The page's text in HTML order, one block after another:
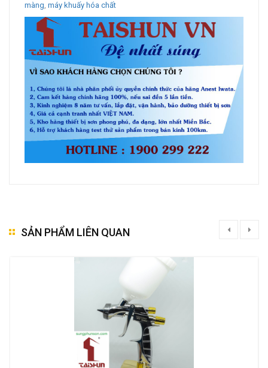
màng, máy khuấy hóa chất
SẢN PHẨM LIÊN QUAN